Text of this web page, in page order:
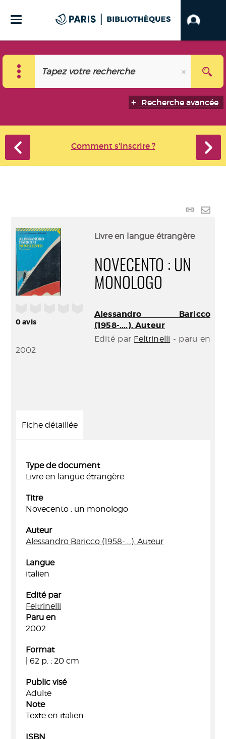
Recherche avancée
Comment s'inscrire ?
Lien
0avis
Livre en langue étrangère
NOVECENTO : UN
MONOLOGO
Alessandro Baricco
(1958-....). Auteur
Edité par Feltrinelli - paru en
2002
Fiche détaillée
Type de document
Livre en langue étrangère
Titre
Novecento : un monologo
Auteur
Alessandro Baricco (1958-....). Auteur
Langue
italien
Edité par
Feltrinelli
Paru en
2002
Format
| 62 p. ; 20 cm
Public visé
Adulte
Note
Texte en italien
ISBN